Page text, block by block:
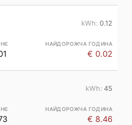
0.12
€ 0.02
45
€ 8.46